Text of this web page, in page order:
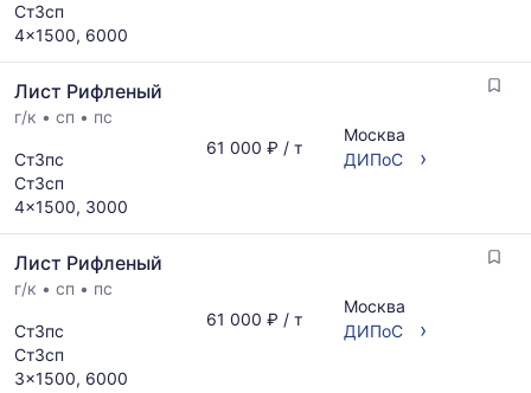
Ст3сп
4x1500, 6000
Лист Рифленый
г/к • сп • пс
Ст3пс
Ст3сп
4x1500, 3000
61 000 ₽ / т
Москва
ДИПоС
›
Лист Рифленый
г/к • сп • пс
Ст3пс
Ст3сп
3x1500, 6000
61 000 ₽ / т
Москва
ДИПоС
›